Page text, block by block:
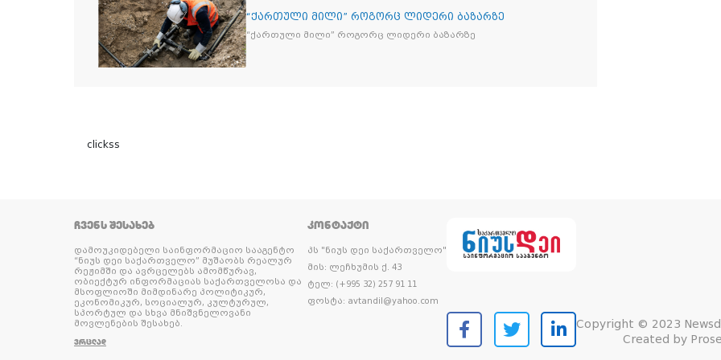
“ქართული მილი” როგორც ლიდერი ბაზარზე
“ქართული მილი” როგორც ლიდერი ბაზარზე
clickss
ᲩᲕᲔᲜᲡ ᲨᲔᲡᲐᲮᲔᲑ
დამოუკიდებელი საინფორმაციო სააგენტო
“ნიუს დეი საქართველო” მუშაობს რეალურ
რეჟიმში და ავრცელებს ამომწურავ,
ობიექტურ ინფორმაციას საქართველოსა და
მსოფლიოში მიმდინარე პოლიტიკურ,
ეკონომიკურ, სოციალურ, კულტურულ,
სპორტულ და სხვა მნიშვნელოვანი
მოვლენების შესახებ.
ᲕᲠᲪᲚᲐᲓ
ᲙᲝᲜᲢᲐᲥᲢᲘ
პს "ნიუს დეი საქართველო"
მის: ლეჩხუმის ქ. 43
ტელ: (+995 32) 257 91 11
ფოსტა: avtandil@yahoo.com
Copyright © 2023
Created by